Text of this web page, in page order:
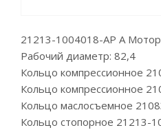
21213-1004018-АР A
Рабочий диаметр: 82,4
Кольцо компрессионное
Кольцо компрессионное
Кольцо маслосъемное
Кольцо стопорное 21213-